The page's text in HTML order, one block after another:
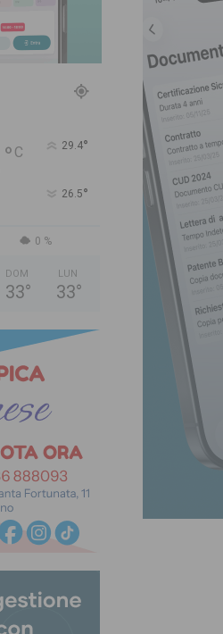
° C 29.4°
26.5°
0 %
DOM
33°
LUN
33°